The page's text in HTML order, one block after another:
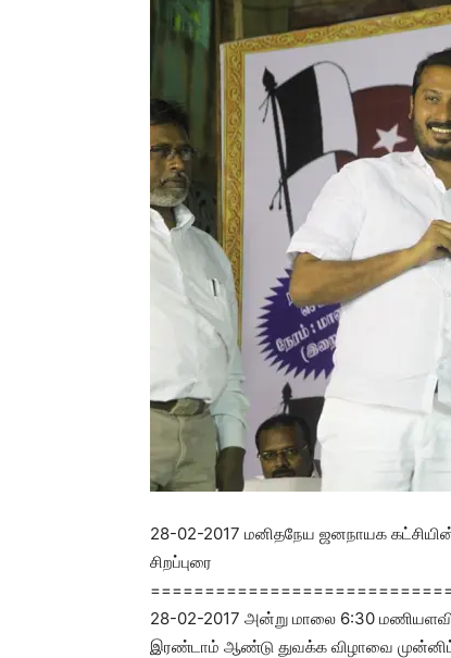
28-02-2017 மனிதநேய ஜனநாயக
சிறப்புரை
28-02-2017 அன்று மாலை 6:30
இரண்டாம் ஆண்டு துவக்க விழாவை